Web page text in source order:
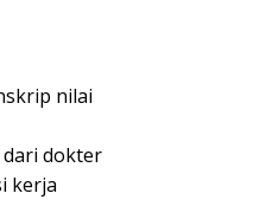
nilai
dokter
kerja